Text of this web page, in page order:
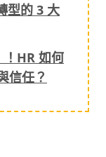
型的 3 大
HR 如何
信任？